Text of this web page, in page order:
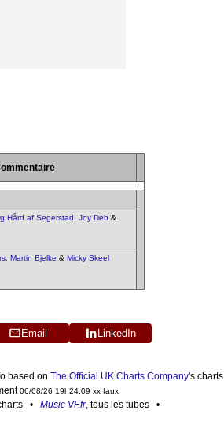
Hård af Segerstad Joy Deb &
Martin Bjelke & Micky Skeel
Email LinkedIn
based on The Official UK Charts Company's charts
06/08/26 19h24:09 xx faux
• Music VF.fr, tous les tubes •